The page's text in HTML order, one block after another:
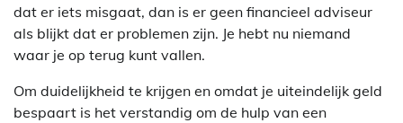
dat er iets misgaat, dan is er geen financieel adviseur
als blijkt dat er problemen zijn. Je hebt nu niemand
waar je op terug kunt vallen.
Om duidelijkheid te krijgen en omdat je uiteindelijk geld
bespaart is het verstandig om de hulp van een